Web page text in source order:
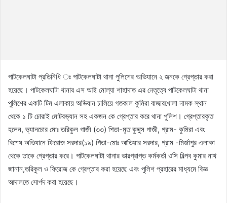
পাটকেলঘাটা প্রতিনিধি ঃ পাটকেলঘাটা থানা পুলিশের অভিযানে ২ জনকে গ্রেপ্তার করা
হয়েছে। পাটকেলঘাটা থানার এস আই মোল্যা শাহাদাত এর নেতৃত্বে পাটকেলঘাটা থানা
পুলিশের একটি টিম এলাকায় অভিযান চালিয়ে গতকাল কুমিরা বাজারখোলা নামক স্থান
থেকে ১ টি চোরাই মোটরভ্যান সহ একজন কে গ্রেপ্তার করে থানা পুলিশ। গ্রেপ্তারকৃত
হলেন, ভ্যানচোর মোঃ তরিকুল গাজী (৩৩) পিতা-মৃত কুদ্দুস গাজী, গ্রাম- কুমিরা এবং
বিশেষ অভিযানে ফিরোজ সরদার(১৯) পিতা-মোঃ আতিয়ার সরদার, গ্রাম -মির্জাপুর এলাকা
থেকে তাকে গ্রেপ্তার করে। পাটকেলঘাটা থানার ভারপ্রাপ্ত কর্মকর্তা ওসি বিল্পব কুমার নাথ
জানান,তরিকুল ও ফিরোজ কে গ্রেপ্তার করা হয়েছে এবং পুলিশ প্রহারের মাধ্যমে বিজ্ঞ
আদালতে সোর্পদ করা হয়েছে।